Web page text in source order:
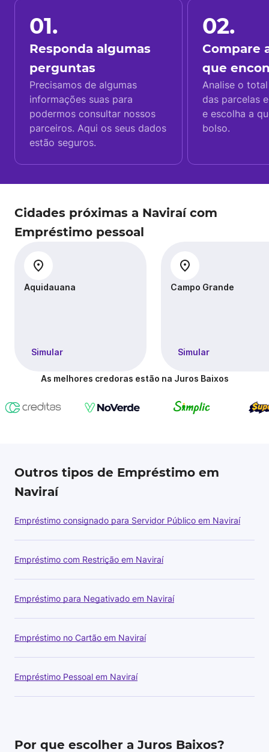
01.
Responda algumas
perguntas
Precisamos de algumas
informações suas para
podermos consultar nossos
parceiros. Aqui os seus dados
estão seguros.
02.
Compare
que
Analise o
das parcelas
e escolha a
bolso.
Cidades próximas a Naviraí com
Empréstimo pessoal
Aquidauana
Simular
Campo Grande
Simular
As melhores credoras estão na Juros Baixos
Outros tipos de Empréstimo em
Naviraí
Empréstimo consignado para Servidor Público em Naviraí
Empréstimo com Restrição em Naviraí
Empréstimo para Negativado em Naviraí
Empréstimo no Cartão em Naviraí
Empréstimo Pessoal em Naviraí
Por que escolher a Juros Baixos?